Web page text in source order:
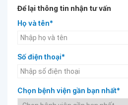
Để lại thông tin nhận tư vấn
Họ và tên*
Số điện thoại*
Chọn bệnh viện gần bạn nhất*